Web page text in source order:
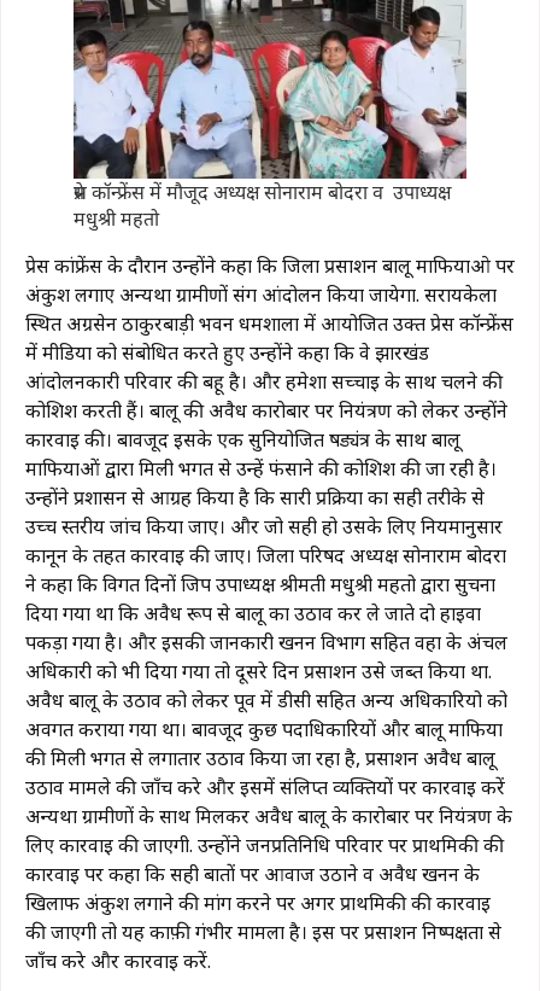
प्रेस कॉन्फ्रेंस में मौजूद अध्यक्ष सोनाराम बोदरा व उपाध्यक्ष
मधुश्री महतो
प्रेस कांफ्रेंस के दौरान उन्होंने कहा कि जिला प्रसाशन बालू माफियाओ पर
अंकुश लगाए अन्यथा ग्रामीणों संग आंदोलन किया जायेगा. सरायकेला
स्थित अग्रसेन ठाकुरबाड़ी भवन धर्मशाला में आयोजित उक्त प्रेस कॉन्फ्रेंस
में मीडिया को संबोधित करते हुए उन्होंने कहा कि वे झारखंड
आंदोलनकारी परिवार की बहू है। और हमेशा सच्चाई के साथ चलने की
कोशिश करती हैं। बालू की अवैध कारोबार पर नियंत्रण को लेकर उन्होंने
कार्रवाई की। बावजूद इसके एक सुनियोजित षड्यंत्र के साथ बालू
माफियाओं द्वारा मिली भगत से उन्हें फंसाने की कोशिश की जा रही है।
उन्होंने प्रशासन से आग्रह किया है कि सारी प्रक्रिया का सही तरीके से
उच्च स्तरीय जांच किया जाए। और जो सही हो उसके लिए नियमानुसार
कानून के तहत कार्रवाई की जाए। जिला परिषद अध्यक्ष सोनाराम बोदरा
ने कहा कि विगत दिनों जिप उपाध्यक्ष श्रीमती मधुश्री महतो द्वारा सुचना
दिया गया था कि अवैध रूप से बालू का उठाव कर ले जाते दो हाइवा
पकड़ा गया है। और इसकी जानकारी खनन विभाग सहित वहा के अंचल
अधिकारी को भी दिया गया तो दूसरे दिन प्रसाशन उसे जब्त किया था.
अवैध बालू के उठाव को लेकर पूर्व में डीसी सहित अन्य अधिकारियो को
अवगत कराया गया था। बावजूद कुछ पदाधिकारियों और बालू माफिया
की मिली भगत से लगातार उठाव किया जा रहा है, प्रसाशन अवैध बालू
उठाव मामले की जाँच करे और इसमें संलिप्त व्यक्तियों पर कारवाई करें
अन्यथा ग्रामीणों के साथ मिलकर अवैध बालू के कारोबार पर नियंत्रण के
लिए कार्रवाई की जाएगी. उन्होंने जनप्रतिनिधि परिवार पर प्राथमिकी की
कारवाई पर कहा कि सही बातों पर आवाज उठाने व अवैध खनन के
खिलाफ अंकुश लगाने की मांग करने पर अगर प्राथमिकी की कारवाई
की जाएगी तो यह काफ़ी गंभीर मामला है। इस पर प्रसाशन निष्पक्षता से
जाँच करे और कारवाई करें.